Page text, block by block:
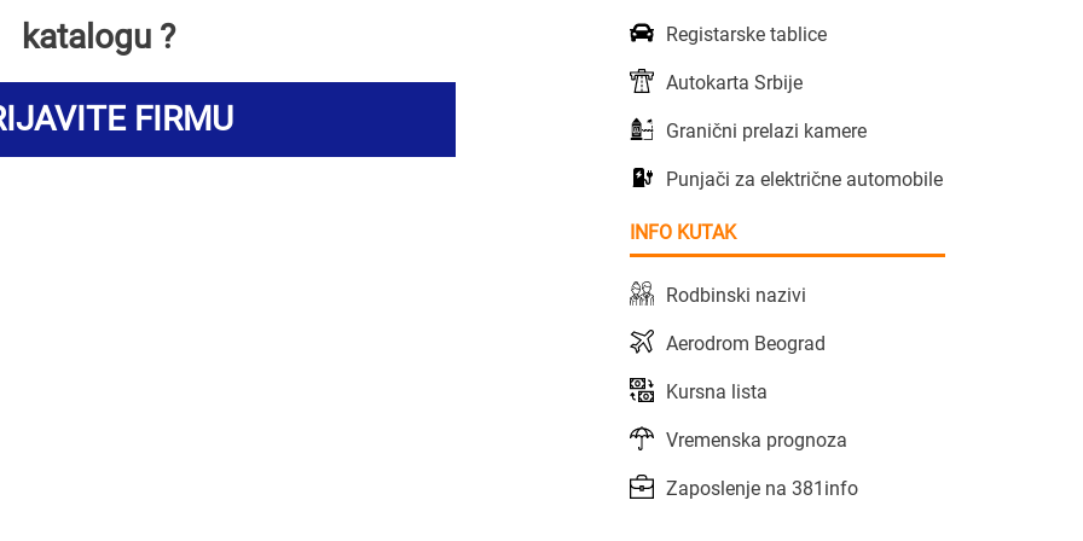
katalogu ?
FIRMU
Registarske tablice
Autokarta Srbije
Granični prelazi kamere
Punjači za električne automobile
INFO KUTAK
Rodbinski nazivi
Aerodrom Beograd
Kursna lista
Vremenska prognoza
Zaposlenje na 381info